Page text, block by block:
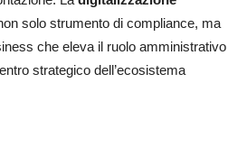
solo strumento di compliance, ma
che eleva il ruolo amministrativo
strategico dell’ecosistema